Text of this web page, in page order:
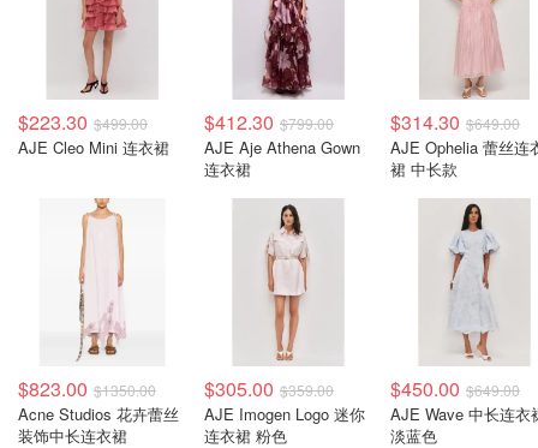
$223.30 $499.00
AJE Cleo Mini 连衣裙
$412.30 $799.00
AJE Aje Athena Gown
连衣裙
$314.30 $649.00
AJE Ophelia 蕾丝连衣
裙 中长款
$823.00 $1350.00
Acne Studios 花卉蕾丝
装饰中长连衣裙
$305.00 $359.00
AJE Imogen Logo 迷你
连衣裙 粉色
$450.00 $649.00
AJE Wave 中长连衣
淡蓝色